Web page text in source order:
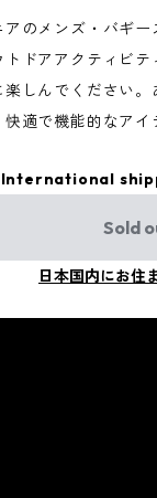
のメンズ・バギ
ドアアクティビ
しんでください
適で機能的なアイ
International
Sold
日本国内にお住